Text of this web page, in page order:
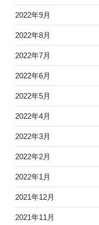
2022年9月
2022年8月
2022年7月
2022年6月
2022年5月
2022年4月
2022年3月
2022年2月
2022年1月
2021年12月
2021年11月